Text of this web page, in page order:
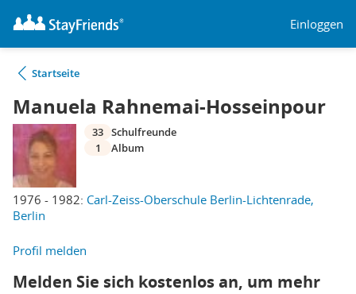
Einloggen
Startseite
Manuela Rahnemai-Hosseinpour
1976 - 1982: Carl-Zeiss-Oberschule Berlin-Lichtenrade,
Berlin
33 Schulfreunde
1
Album
Profil melden
Melden Sie sich kostenlos an, um mehr